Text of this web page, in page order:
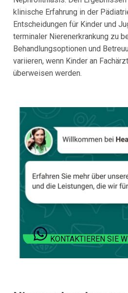
klinische Erfahrung in der
Entscheidungen für Kinder und
terminaler Nierenerkrankung zu
Behandlungsoptionen und
variieren, wenn Kinder an
überweisen werden.
KONTAKTIEREN SIE